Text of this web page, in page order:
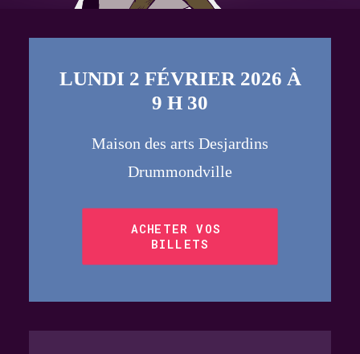
LUNDI 2 FÉVRIER 2026 À
9 H 30
Maison des arts Desjardins
Drummondville
ACHETER VOS
BILLETS